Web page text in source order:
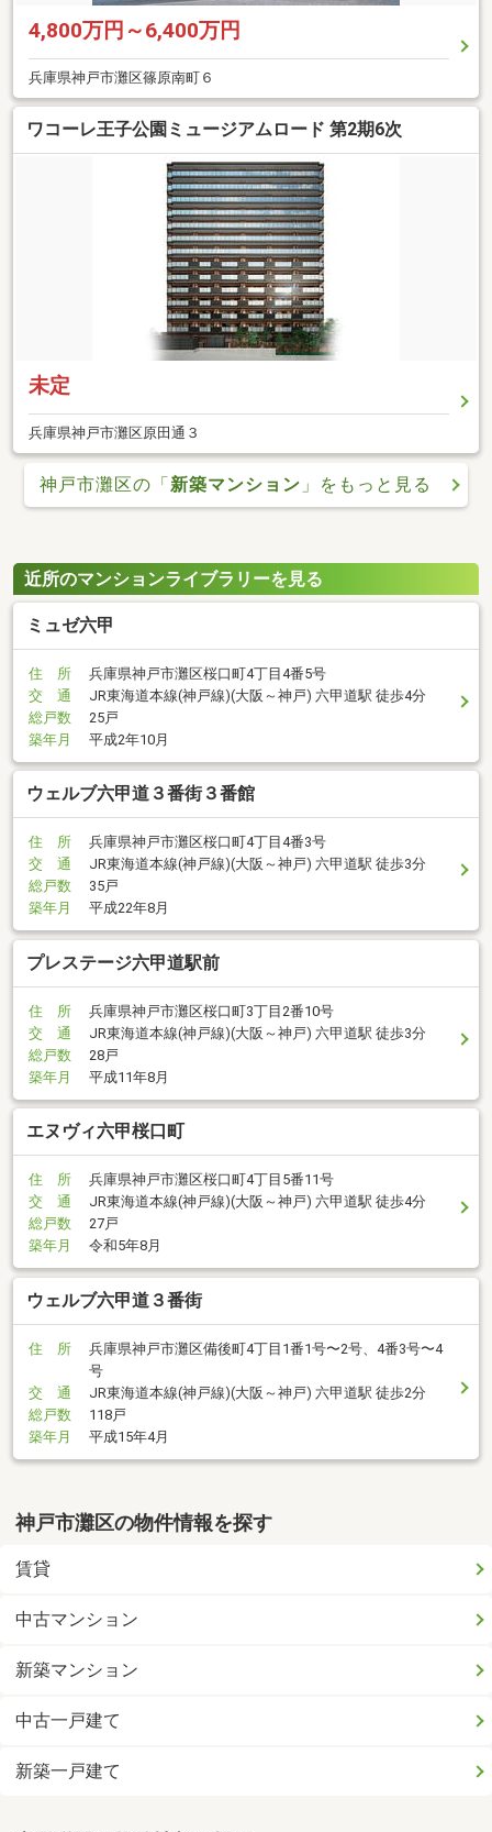
4,800万円～6,400万円
兵庫県神戸市灘区篠原南町６
ワコーレ王子公園ミュージアムロード 第2期6次
未定
兵庫県神戸市灘区原田通３
神戸市灘区の「新築マンション 」をもっと見る
近所のマンションライブラリーを見る
ミュゼ六甲
住 所
兵庫県神戸市灘区桜口町4丁目4番5号
交 通
JR東海道本線(神戸線)(大阪～神戸) 六甲道駅 徒歩4分
総戸数
25戸
築年月
平成2年10月
ウェルブ六甲道３番街３番館
住 所
兵庫県神戸市灘区桜口町4丁目4番3号
交 通
JR東海道本線(神戸線)(大阪～神戸) 六甲道駅 徒歩3分
総戸数
35戸
築年月
平成22年8月
プレステージ六甲道駅前
住 所
兵庫県神戸市灘区桜口町3丁目2番10号
交 通
JR東海道本線(神戸線)(大阪～神戸) 六甲道駅 徒歩3分
総戸数
28戸
築年月
平成11年8月
エヌヴィ六甲桜口町
住 所
兵庫県神戸市灘区桜口町4丁目5番11号
交 通
JR東海道本線(神戸線)(大阪～神戸) 六甲道駅 徒歩4分
総戸数
27戸
築年月
令和5年8月
ウェルブ六甲道３番街
住 所
兵庫県神戸市灘区備後町4丁目1番1号〜2号、4番3号〜4
号
交 通
JR東海道本線(神戸線)(大阪～神戸) 六甲道駅 徒歩2分
総戸数
118戸
築年月
平成15年4月
神戸市灘区の物件情報を探す
賃貸
中古マンション
新築マンション
中古一戸建て
新築一戸建て